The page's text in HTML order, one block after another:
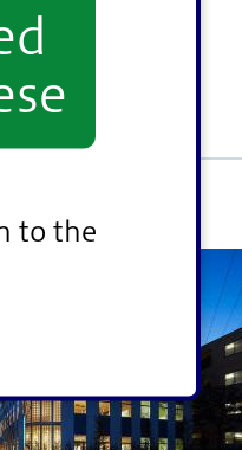
to the
ています。